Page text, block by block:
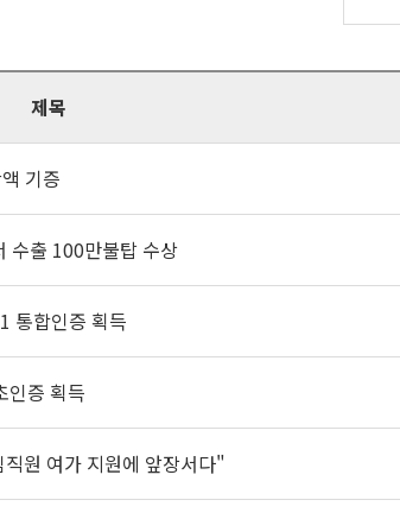
제목
기증
수출 100만불탑 수상
통합인증 획득
인증 획득
원 여가 지원에 앞장서다"